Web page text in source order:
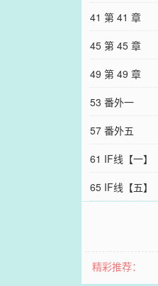
41 第 41 章
45 第 45 章
49 第 49 章
53 番外一
57 番外五
61 IF线【一】
65 IF线【五】
精彩推荐：